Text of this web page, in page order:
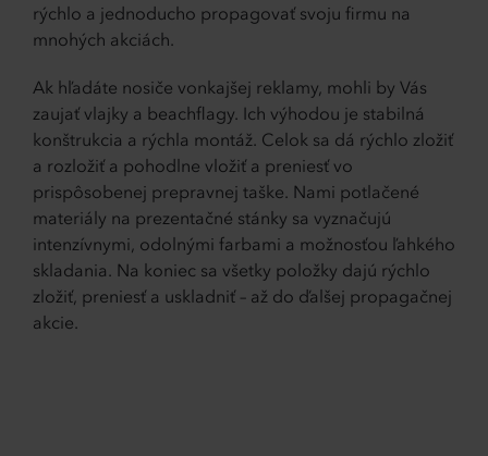
rýchlo a jednoducho propagovať svoju firmu na
mnohých akciách.
Ak hľadáte nosiče vonkajšej reklamy, mohli by Vás
zaujať vlajky a beachflagy. Ich výhodou je stabilná
konštrukcia a rýchla montáž. Celok sa dá rýchlo zložiť
a rozložiť a pohodlne vložiť a preniesť vo
prispôsobenej prepravnej taške. Nami potlačené
materiály na prezentačné stánky sa vyznačujú
intenzívnymi, odolnými farbami a možnosťou ľahkého
skladania. Na koniec sa všetky položky dajú rýchlo
zložiť, preniesť a uskladniť – až do ďalšej propagačnej
akcie.